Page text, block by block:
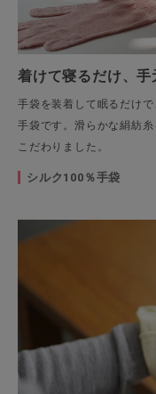
着けて寝るだけ、
手袋を装着して眠るだけ
手袋です。滑らかな絹紡
こだわりました。
シルク100％手袋